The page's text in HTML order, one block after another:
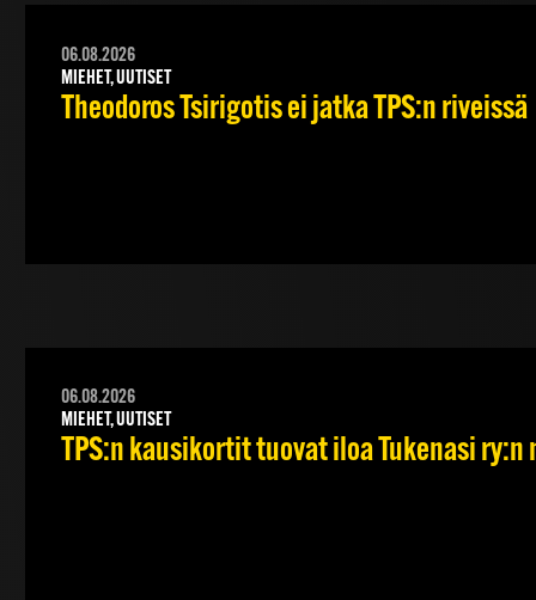
06.08.2026
MIEHET, UUTISET
Theodoros Tsirigotis ei jatka TPS:n riveissä
06.08.2026
MIEHET, UUTISET
TPS:n kausikortit tuovat iloa Tukenasi